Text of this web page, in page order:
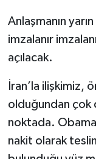
Anlaşmanın
imzalanır
açılacak.
İran’la ilişkimiz,
olduğundan çok
noktada.
nakit olarak